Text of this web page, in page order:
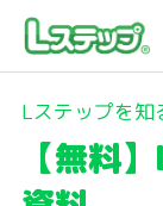
Lステップを知
【無料